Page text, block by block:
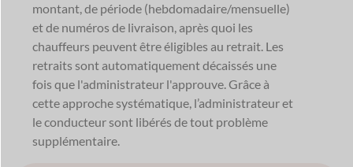
montant, de période (hebdomadaire/mensuelle)
et de numéros de livraison, après quoi les
chauffeurs peuvent être éligibles au retrait. Les
retraits sont automatiquement décaissés une
fois que l'administrateur l'approuve. Grâce à
cette approche systématique, l’administrateur et
le conducteur sont libérés de tout problème
supplémentaire.